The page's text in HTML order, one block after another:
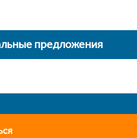
предложения